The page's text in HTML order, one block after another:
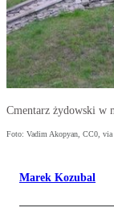
Cmentarz żydowski w
Foto: Vadim Akopyan, CC0,
Marek Kozubal